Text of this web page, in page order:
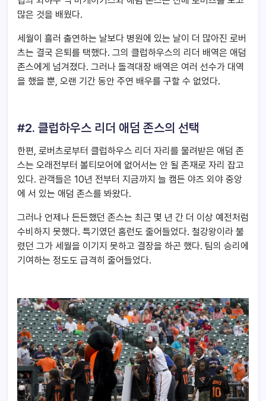
많은 것을 배웠다.
세월이 흘러 출연하는 날보다 병원에 있는 날이 더 많아진 로버
츠는 결국 은퇴를 택했다. 그의 클럽하우스의 리더 배역은 애덤
존스에게 넘겨졌다. 그러나 돌격대장 배역은 여러 선수가 대역
을 했을 뿐, 오랜 기간 동안 주연 배우를 구할 수 없었다.
#2. 클럽하우스 리더 애덤 존스의 선택
한편, 로버츠로부터 클럽하우스 리더 자리를 물려받은 애덤 존
스는 오래전부터 볼티모어에 없어서는 안 될 존재로 자리 잡고
있다. 관객들은 10년 전부터 지금까지 늘 캠든 야즈 외야 중앙
에 서 있는 애덤 존스를 봐왔다.
그러나 언제나 든든했던 존스는 최근 몇 년 간 더 이상 예전처럼
수비하지 못했다. 특기였던 홈런도 줄어들었다. 철강왕이라 불
렸던 그가 세월을 이기지 못하고 결장을 하곤 했다. 팀의 승리에
기여하는 정도도 급격히 줄어들었다.